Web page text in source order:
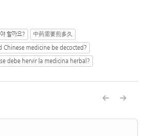
할까요?
中药需要煎多久
Chinese medicine be decocted?
debe hervir la medicina herbal?